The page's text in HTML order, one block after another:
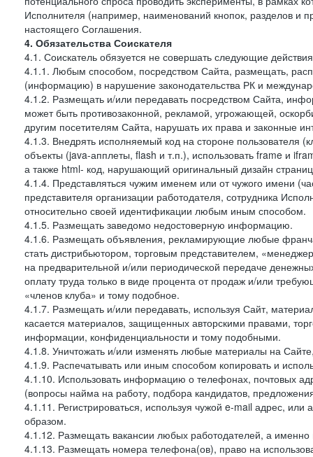
Исполнителя (например, наименований кнопок, разделов и
настоящего Соглашения.
4. Обязательства Соискателя
4.1. Соискатель обязуется не совершать следующие
4.1.1. Любым способом, посредством Сайта, размещать,
(информацию) в нарушение законодательства РК и
4.1.2. Размещать и/или передавать посредством Сайта,
может быть противозаконной, рекламой, угрожающей,
другим посетителям Сайта, нарушать их права и законные
4.1.3. Внедрять исполняемый код на стороне пользователя
объекты (java-апплеты, flash и т.п.), использовать frame и
а также html- код, нарушающий оригинальный дизайн
4.1.4. Представляться чужим именем или от чужого имени
представителя организации работодателя, сотрудника
относительно своей идентификации любым иным способом.
4.1.5. Размещать заведомо недостоверную информацию.
4.1.6. Размещать объявления, рекламирующие любые
стать дистрибьютором, торговым представителем,
на предварительной и/или периодической передаче
оплату труда только в виде процента от продаж и/или
«членов клуба» и тому подобное.
4.1.7. Размещать и/или передавать, используя Сайт,
касается материалов, защищенных авторскими правами,
информации, конфиденциальности и тому подобными.
4.1.8. Уничтожать и/или изменять любые материалы на
4.1.9. Распечатывать или иным способом копировать и
4.1.10. Использовать информацию о телефонах, почтовых
(вопросы найма на работу, подбора кандидатов,
4.1.11. Регистрироваться, используя чужой e-mail адрес,
образом.
4.1.12. Размещать вакансии любых работодателей, а
4.1.13. Размещать номера телефона(ов), право на